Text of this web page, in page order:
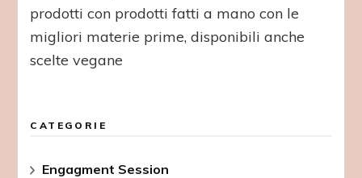
prodotti con prodotti fatti a mano con le
migliori materie prime, disponibili anche
scelte vegane
CATEGORIE
Engagment Session